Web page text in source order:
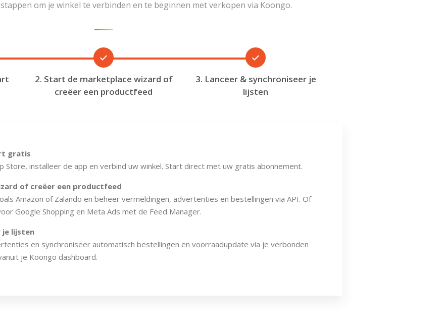
om je winkel te verbinden en te beginnen met verkopen via Koongo.
2. Start de marketplace wizard of
creëer een productfeed
3. Lanceer & synchroniseer je
lijsten
gratis
Store, installeer de app en verbind uw winkel. Start direct met uw gratis abonnement.
of creëer een productfeed
Amazon of Zalando en beheer vermeldingen, advertenties en bestellingen via API. Of
Google Shopping en Meta Ads met de Feed Manager.
je lijsten
en synchroniseer automatisch bestellingen en voorraadupdate via je verbonden
je Koongo dashboard.